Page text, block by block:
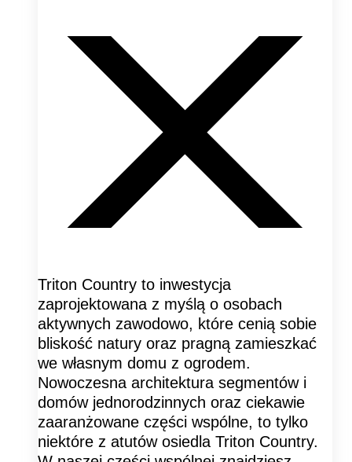
Triton Country to inwestycja
zaprojektowana z myślą o osobach
aktywnych zawodowo, które cenią sobie
bliskość natury oraz pragną zamieszkać
we własnym domu z ogrodem.
Nowoczesna architektura segmentów i
domów jednorodzinnych oraz ciekawie
zaaranżowane części wspólne, to tylko
niektóre z atutów osiedla Triton Country.